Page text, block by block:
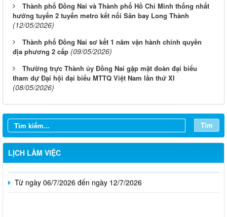
Thành phố Đồng Nai và Thành phố Hồ Chí Minh thống nhất
hướng tuyến 2 tuyến metro kết nối Sân bay Long Thành
(12/05/2026)
Thành phố Đồng Nai sơ kết 1 năm vận hành chính quyền
địa phương 2 cấp (09/05/2026)
Thường trực Thành ủy Đồng Nai gặp mặt đoàn đại biểu
tham dự Đại hội đại biểu MTTQ Việt Nam lần thứ XI
(08/05/2026)
Tìm
LỊCH LÀM VIỆC
Từ ngày 03/8/2026 đến ngày 09/8/2026
Từ ngày 27/7/2026 đến ngày 02/8/2026
Từ ngày 20/7/2026 đến ngày 26/7/2026
Từ ngày 13/7/2026 đến ngày 18/7/2026
Từ ngày 06/7/2026 đến ngày 12/7/2026